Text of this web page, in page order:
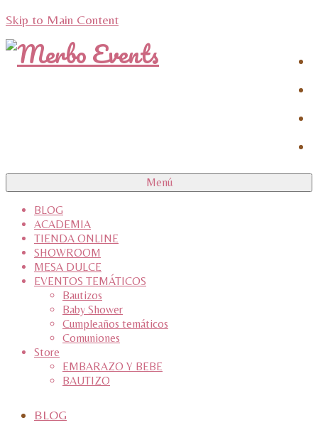
Skip to Main Content
Menú
BLOG
ACADEMIA
TIENDA ONLINE
SHOWROOM
MESA DULCE
EVENTOS TEMÁTICOS
Bautizos
Baby Shower
Cumpleaños temáticos
Comuniones
Store
EMBARAZO Y BEBE
BAUTIZO
BLOG